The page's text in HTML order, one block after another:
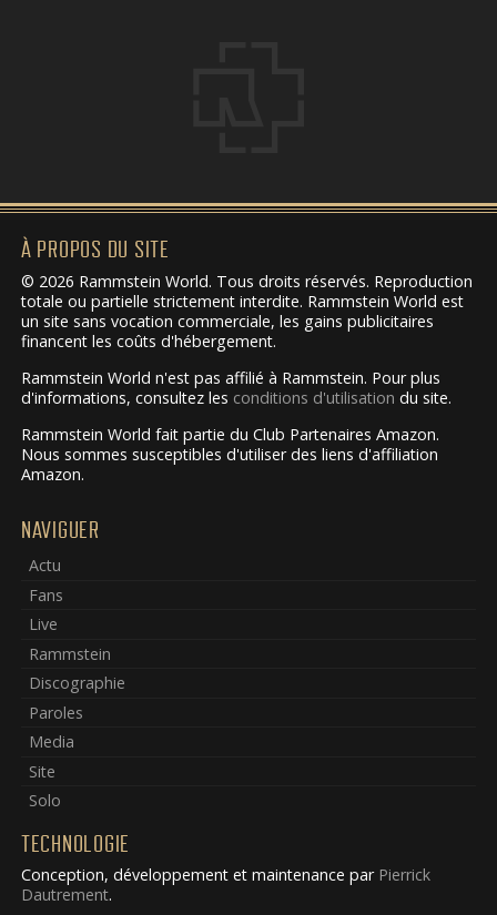
À PROPOS DU SITE
© 2026 Rammstein World. Tous droits réservés. Reproduction
totale ou partielle strictement interdite. Rammstein World est
un site sans vocation commerciale, les gains publicitaires
financent les coûts d'hébergement.
Rammstein World n'est pas affilié à Rammstein. Pour plus
d'informations, consultez les conditions d'utilisation du site.
Rammstein World fait partie du Club Partenaires Amazon.
Nous sommes susceptibles d'utiliser des liens d'affiliation
Amazon.
NAVIGUER
Actu
Fans
Live
Rammstein
Discographie
Paroles
Media
Site
Solo
TECHNOLOGIE
Conception, développement et maintenance par Pierrick
Dautrement.